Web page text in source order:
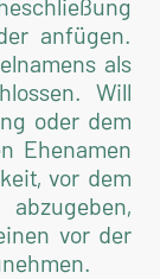
anfügen.
als
Will
oder dem
Ehenamen
vor dem
vor der